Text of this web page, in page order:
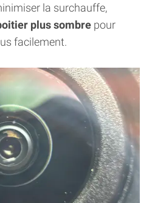
la surchauffe,
plus sombre pour
facilement.